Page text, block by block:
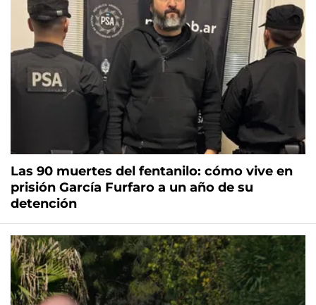
Las 90 muertes del fentanilo: cómo vive en
prisión García Furfaro a un año de su
detención